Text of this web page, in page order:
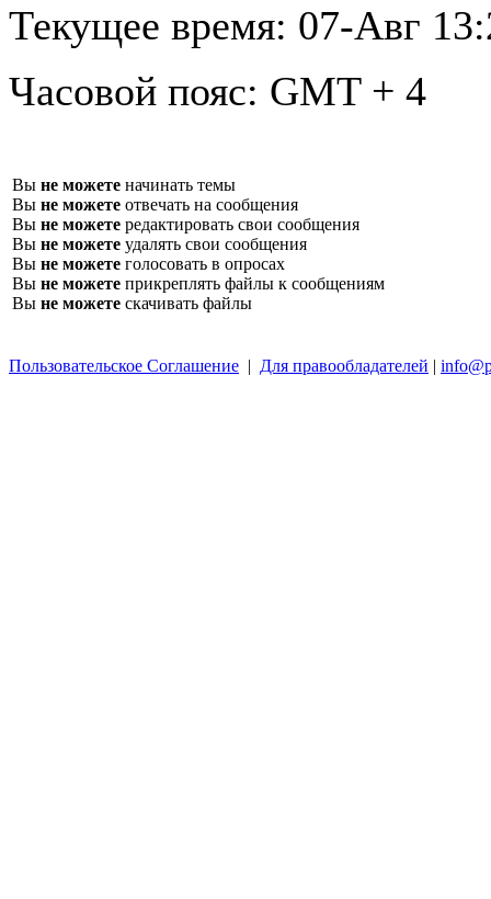
Текущее время: 07-Авг
Часовой пояс: GMT + 4
Вы не можете начинать темы
Вы не можете отвечать на сообщения
Вы не можете редактировать свои сообщения
Вы не можете удалять свои сообщения
Вы не можете голосовать в опросах
Вы не можете прикреплять файлы к сообщениям
Вы не можете скачивать файлы
Пользовательское Соглашение | Для правообладателей |